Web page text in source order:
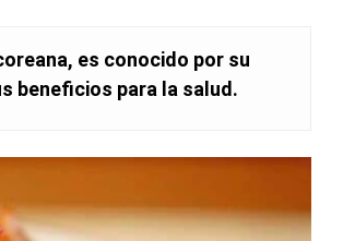
es conocido por su
beneficios para la salud.